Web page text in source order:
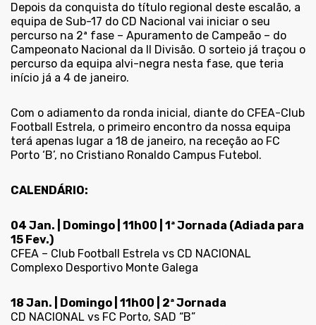
Depois da conquista do título regional deste escalão, a
equipa de Sub-17 do CD Nacional vai iniciar o seu
percurso na 2ª fase – Apuramento de Campeão – do
Campeonato Nacional da II Divisão. O sorteio já traçou o
percurso da equipa alvi-negra nesta fase, que teria
início já a 4 de janeiro.
Com o adiamento da ronda inicial, diante do CFEA-Club
Football Estrela, o primeiro encontro da nossa equipa
terá apenas lugar a 18 de janeiro, na receção ao FC
Porto ‘B’, no Cristiano Ronaldo Campus Futebol.
CALENDÁRIO:
04 Jan. | Domingo | 11h00 | 1ª Jornada (Adiada para
15 Fev.)
CFEA – Club Football Estrela vs CD NACIONAL
Complexo Desportivo Monte Galega
18 Jan. | Domingo | 11h00 | 2ª Jornada
CD NACIONAL vs FC Porto, SAD “B”